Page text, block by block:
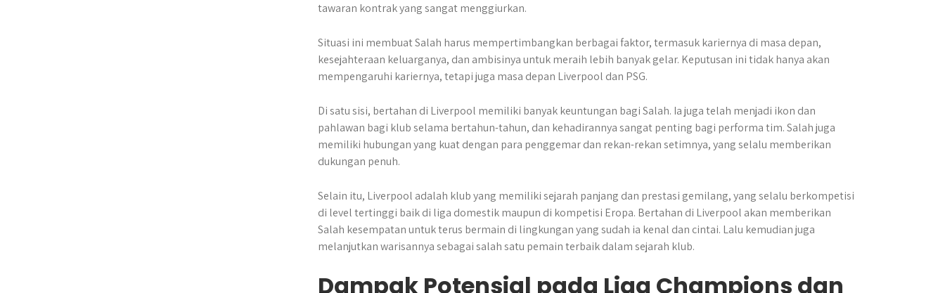
tawaran kontrak yang sangat menggiurkan.
Situasi ini membuat Salah harus mempertimbangkan berbagai faktor, termasuk kariernya di masa depan,
kesejahteraan keluarganya, dan ambisinya untuk meraih lebih banyak gelar. Keputusan ini tidak hanya akan
mempengaruhi kariernya, tetapi juga masa depan Liverpool dan PSG.
Di satu sisi, bertahan di Liverpool memiliki banyak keuntungan bagi Salah. Ia juga telah menjadi ikon dan
pahlawan bagi klub selama bertahun-tahun, dan kehadirannya sangat penting bagi performa tim. Salah juga
memiliki hubungan yang kuat dengan para penggemar dan rekan-rekan setimnya, yang selalu memberikan
dukungan penuh.
Selain itu, Liverpool adalah klub yang memiliki sejarah panjang dan prestasi gemilang, yang selalu berkompetisi
di level tertinggi baik di liga domestik maupun di kompetisi Eropa. Bertahan di Liverpool akan memberikan
Salah kesempatan untuk terus bermain di lingkungan yang sudah ia kenal dan cintai. Lalu kemudian juga
melanjutkan warisannya sebagai salah satu pemain terbaik dalam sejarah klub.
Dampak Potensial pada Liga Champions dan